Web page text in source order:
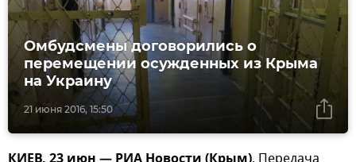
21 июня 2016, 15:50
Омбудсмены договорились о
перемещении осужденных из Крыма
на Украину